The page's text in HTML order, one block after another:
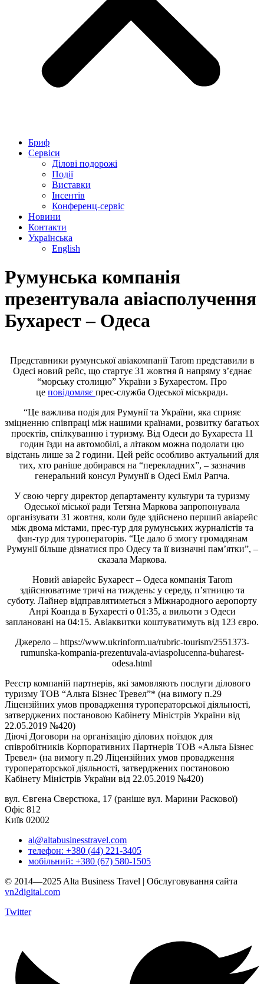
Бриф
Сервіси
Ділові подорожі
Події
Виставки
Інсентів
Конференц-сервіс
Новини
Контакти
Українська
English
Румунська компанія
презентувала авіасполучення
Бухарест – Одеса
Представники румунської авіакомпанії Tarom представили в
Одесі новий рейс, що стартує 31 жовтня й напряму з’єднає
“морську столицю” України з Бухарестом. Про
це повідомляє прес-служба Одеської міськради.
“Це важлива подія для Румунії та України, яка сприяє
зміцненню співпраці між нашими країнами, розвитку багатьох
проектів, спілкуванню і туризму. Від Одеси до Бухареста 11
годин їзди на автомобілі, а літаком можна подолати цю
відстань лише за 2 години. Цей рейс особливо актуальний для
тих, хто раніше добирався на “перекладних”, – зазначив
генеральний консул Румунії в Одесі Еміл Рапча.
У свою чергу директор департаменту культури та туризму
Одеської міської ради Тетяна Маркова запропонувала
організувати 31 жовтня, коли буде здійснено перший авіарейс
між двома містами, прес-тур для румунських журналістів та
фан-тур для туроператорів. “Це дало б змогу громадянам
Румунії більше дізнатися про Одесу та її визначні пам’ятки”, –
сказала Маркова.
Новий авіарейс Бухарест – Одеса компанія Tarom
здійснюватиме тричі на тиждень: у середу, п’ятницю та
суботу. Лайнер відправлятиметься з Міжнародного аеропорту
Анрі Коанда в Бухаресті о 01:35, а вильоти з Одеси
заплановані на 04:15. Авіаквитки коштуватимуть від 123 євро.
Джерело – https://www.ukrinform.ua/rubric-tourism/2551373-
rumunska-kompania-prezentuvala-aviaspolucenna-buharest-
odesa.html
Реєстр компаній партнерів, які замовляють послуги ділового
туризму ТОВ “Альта Бізнес Тревел”* (на вимогу п.29
Ліцензійних умов провадження туроператорської діяльності,
затверджених постановою Кабінету Міністрів України від
22.05.2019 №420)
Діючі Договори на організацію ділових поїздок для
співробітників Корпоративних Партнерів ТОВ «Альта Бізнес
Тревел» (на вимогу п.29 Ліцензійних умов провадження
туроператорської діяльності, затверджених постановою
Кабінету Міністрів України від 22.05.2019 №420)
вул. Євгена Сверстюка, 17 (раніше вул. Марини Раскової)
Офіс 812
Київ 02002
al@altabusinesstravel.com
телефон: +380 (44) 221-3405
мобільний: +380 (67) 580-1505
© 2014—2025 Alta Business Travel | Обслуговування сайта
vn2digital.com
Twitter